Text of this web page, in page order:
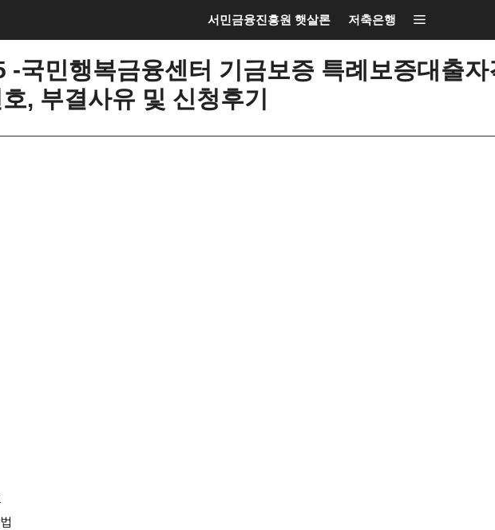
서민금융진흥원 햇살론 저축은행
-국민행복금융센터 기금보증 특례보증대출자
, 부결사유 및 신청후기